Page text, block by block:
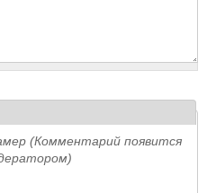
(Комментарий появится